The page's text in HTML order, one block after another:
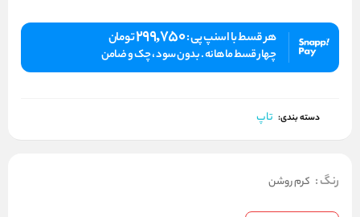
هر قسط با اسنپ پی :299,750تومان
چهار قسط ماهانه . بدون سود ، چک و ضامن
دسته بندی: تاپ
رنگ: کرم روشن